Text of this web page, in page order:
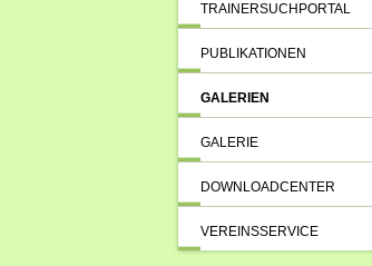
TRAINERSUCHPORTAL
PUBLIKATIONEN
GALERIEN
GALERIE
DOWNLOADCENTER
VEREINSSERVICE